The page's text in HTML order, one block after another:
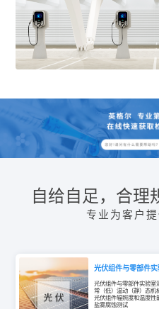
自给自足，合理
专业为客户
光伏组件与零部件
光伏组件与零部件实验室
常（低）温动（静）态机
光伏组件辐照度和温度性
盐雾腐蚀测试